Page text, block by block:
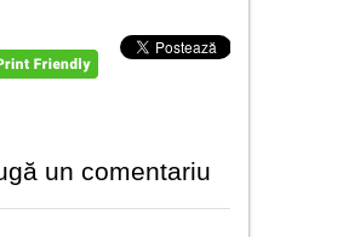
un comentariu